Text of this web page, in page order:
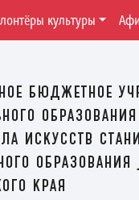
бюджетное
образования
искусств
края
культуры